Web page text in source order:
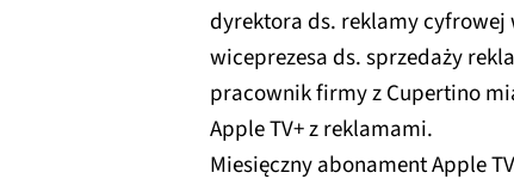
dyrektora ds. reklamy cyfrowej
wiceprezesa ds. sprzedaży
pracownik firmy z Cupertino
Apple TV+ z reklamami.
Miesięczny abonament Apple